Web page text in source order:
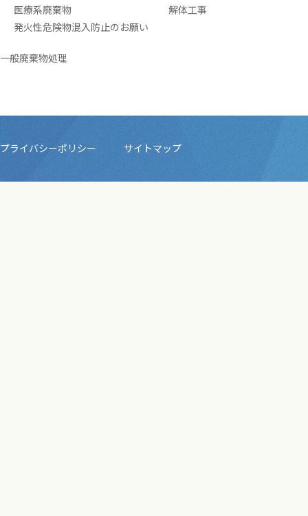
医療系廃棄物
発火性危険物混入防止のお願い
一般廃棄物処理
解体工事
プライバシーポリシー サイトマップ